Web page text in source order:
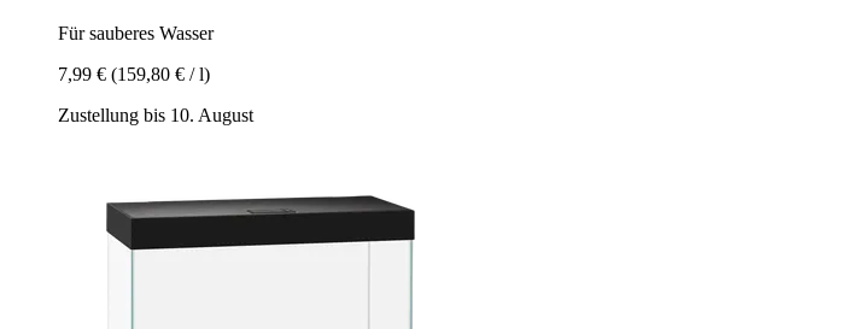
Für sauberes Wasser
7,99 € (159,80 € / l)
Zustellung bis 10. August